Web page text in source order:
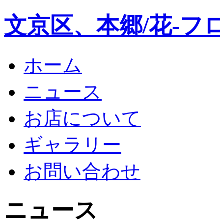
文京区、本郷/花-フ
ホーム
ニュース
お店について
ギャラリー
お問い合わせ
ニュース